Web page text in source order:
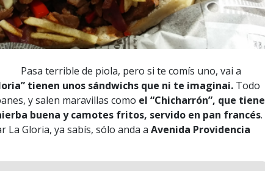
Pasa terrible de piola, pero si te comís uno, vai a
tienen unos sándwichs que ni te imaginai. Todo
y salen maravillas como el “Chicharrón”, que tiene
buena y camotes fritos, servido en pan francés.
La Gloria, ya sabís, sólo anda a Avenida Providencia